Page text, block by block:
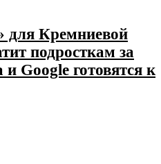
для Кремниевой
подросткам за
Google готовятся к